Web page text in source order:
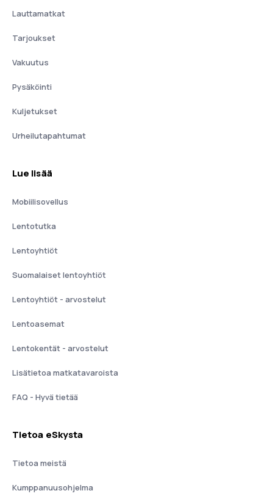
Lauttamatkat
Tarjoukset
Vakuutus
Pysäköinti
Kuljetukset
Urheilutapahtumat
Lue lisää
Mobiilisovellus
Lentotutka
Lentoyhtiöt
Suomalaiset lentoyhtiöt
Lentoyhtiöt - arvostelut
Lentoasemat
Lentokentät - arvostelut
Lisätietoa matkatavaroista
FAQ - Hyvä tietää
Tietoa eSkysta
Tietoa meistä
Kumppanuusohjelma